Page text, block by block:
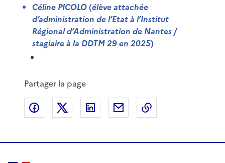
Céline PICOLO(élève attachée
d’administration de l’Etat à l’Institut
Régional d’Administration de Nantes /
stagiaire à la DDTM 29 en 2025)
Partager la page
Partager sur Facebook
Partager sur XPartager sur LinkedIn
Partager par email